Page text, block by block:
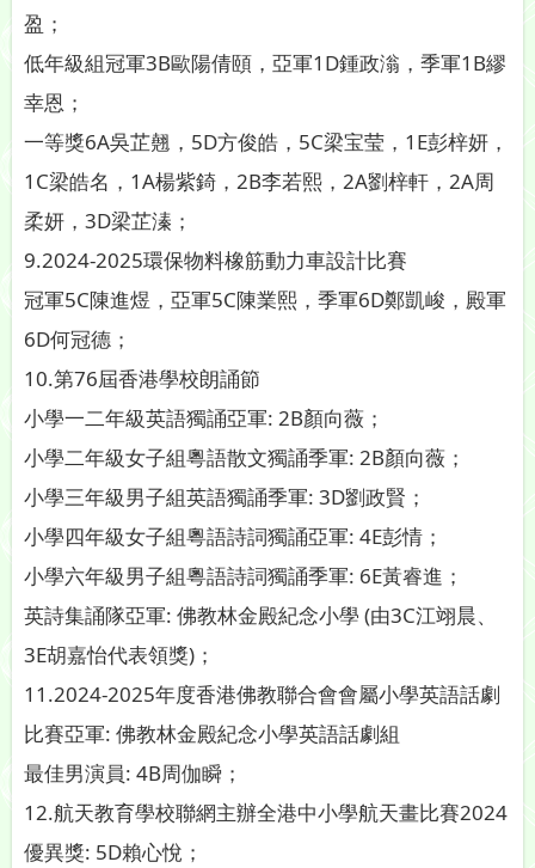
盈；
低年級組冠軍3B歐陽倩頤，亞軍1D鍾政滃，季軍1B繆
幸恩；
一等獎6A吳芷翹，5D方俊皓，5C梁宝莹，1E彭梓妍，
1C梁皓名，1A楊紫錡，2B李若熙，2A劉梓軒，2A周
柔妍，3D梁芷溱；
9.2024-2025環保物料橡筋動力車設計比賽
冠軍5C陳進煜，亞軍5C陳業熙，季軍6D鄭凱峻，殿軍
6D何冠德；
10.第76屆香港學校朗誦節
小學一二年級英語獨誦亞軍: 2B顏向薇；
小學二年級女子組粵語散文獨誦季軍: 2B顏向薇；
小學三年級男子組英語獨誦季軍: 3D劉政賢；
小學四年級女子組粵語詩詞獨誦亞軍: 4E彭情；
小學六年級男子組粵語詩詞獨誦季軍: 6E黃睿進；
英詩集誦隊亞軍: 佛教林金殿紀念小學 (由3C江翊晨、
3E胡嘉怡代表領獎)；
11.2024-2025年度香港佛教聯合會會屬小學英語話劇
比賽亞軍: 佛教林金殿紀念小學英語話劇組
最佳男演員: 4B周伽瞬；
12.航天教育學校聯網主辦全港中小學航天畫比賽2024
優異獎: 5D賴心悅；